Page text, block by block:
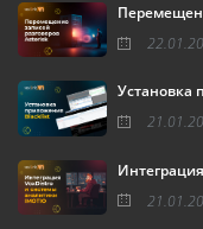
Установка